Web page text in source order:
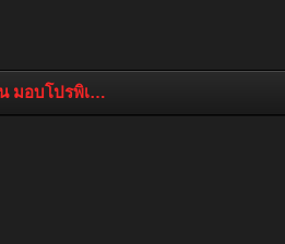
อบโปรพิเศษเอาใจนักซิ่งรุ่นเยาว์ด้วยส่